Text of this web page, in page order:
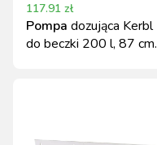
117.91 zł
Pompa dozująca Kerbl
do beczki 200 l, 87 cm,